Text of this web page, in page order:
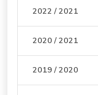
2022 / 2021
2020 / 2021
2019 / 2020